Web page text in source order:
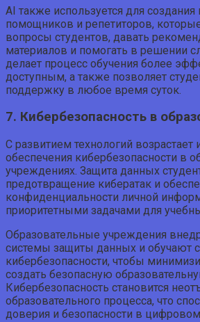
AI также используется для
помощников и репетиторов,
вопросы студентов, давать
материалов и помогать в решении
делает процесс обучения более
доступным, а также позволяет
поддержку в любое время суток.
7. Кибербезопасность в
С развитием технологий возрастает
обеспечения кибербезопасности в
учреждениях. Защита данных
предотвращение кибератак и
конфиденциальности личной
приоритетными задачами для
Образовательные учреждения
системы защиты данных и обучают
кибербезопасности, чтобы
создать безопасную
Кибербезопасность становится
образовательного процесса, что
доверия и безопасности в цифровом